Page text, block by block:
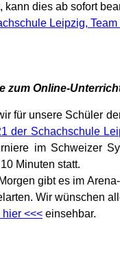
kann dies ab sofort
Leipzig, Team
zum Online-
für unsere Schüler
der Schachschule
im Schweizer
Minuten statt.
gibt es im
Wir wünschen
hier <<< einsehbar.